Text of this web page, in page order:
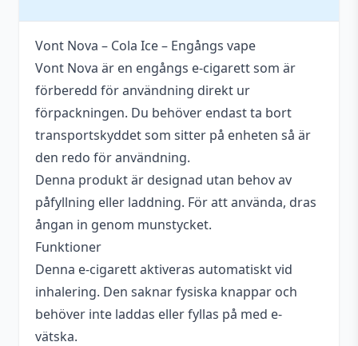
Vont Nova – Cola Ice – Engångs vape
Vont Nova är en engångs e-cigarett som är
förberedd för användning direkt ur
förpackningen. Du behöver endast ta bort
transportskyddet som sitter på enheten så är
den redo för användning.
Denna produkt är designad utan behov av
påfyllning eller laddning. För att använda, dras
ångan in genom munstycket.
Funktioner
Denna e-cigarett aktiveras automatiskt vid
inhalering. Den saknar fysiska knappar och
behöver inte laddas eller fyllas på med e-
vätska.
Antal
1 st
Blandning
50VG / 50PG
Innehåller
cooling
Ja
Nikotin
20 mg
Smakprofil
Cola
Tillverkare
Vont
Typ
Engångs vape
Vätskekapacitet 2 ml